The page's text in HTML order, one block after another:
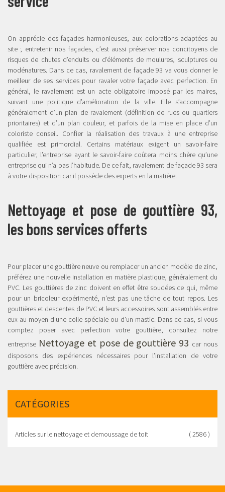
On apprécie des façades harmonieuses, aux colorations adaptées au
site ; entretenir nos façades, c’est aussi préserver nos concitoyens de
risques de chutes d’enduits ou d’éléments de moulures, sculptures ou
modénatures. Dans ce cas, ravalement de façade 93 va vous donner le
meilleur de ses services pour ravaler votre façade avec perfection. En
général, le ravalement est un acte obligatoire imposé par les maires,
suivant une politique d’amélioration de la ville. Elle s’accompagne
généralement d’un plan de ravalement (définition de rues ou quartiers
prioritaires) et d’un plan couleur, et parfois de la mise en place d’un
coloriste conseil. Confier la réalisation des travaux à une entreprise
qualifiée est primordial. Certains matériaux exigent un savoir-faire
particulier, l’entreprise ayant le savoir-faire coûtera moins chère qu’une
entreprise qui n’a pas l’habitude. De ce fait, ravalement de façade 93 sera
à votre disposition car il possède des experts en la matière.
Nettoyage et pose de gouttière 93,
les bons services offerts
Pour placer une gouttière neuve ou remplacer un ancien modèle de zinc,
préférez une nouvelle installation en matière plastique, généralement du
PVC. Les gouttières de zinc doivent en effet être soudées ce qui, même
pour un bricoleur expérimenté, n'est pas une tâche de tout repos. Les
gouttières et descentes de PVC et leurs accessoires sont assemblés entre
eux au moyen d'une colle spéciale ou d'un mastic. Dans ce cas, si vous
comptez poser avec perfection votre gouttière, consultez notre
entreprise Nettoyage et pose de gouttière 93 car nous
disposons des expériences nécessaires pour l’installation de votre
gouttière avec précision.
CATÉGORIES
Articles sur le nettoyage et demoussage de toit ( 2586 )